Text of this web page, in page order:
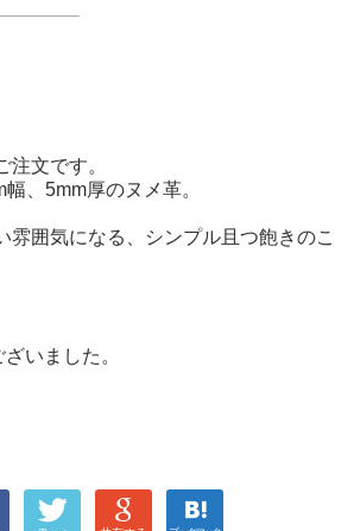
注文です。
、5mm厚のヌメ革。
雰囲気になる、シンプル且つ飽きのこ
いました。